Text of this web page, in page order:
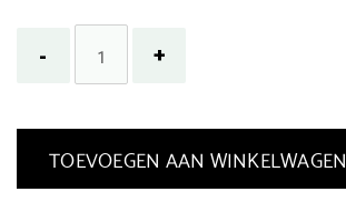
TOEVOEGEN AAN WINKELWAGEN